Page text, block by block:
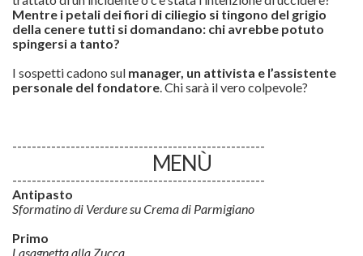
Mentre i petali dei fiori di ciliegio si tingono del grigio
della cenere tutti si domandano: chi avrebbe potuto
spingersi a tanto?
I sospetti cadono sul manager, un attivista e l’assistente
personale del fondatore. Chi sarà il vero colpevole?
----------------------------------------------------
MENÙ
----------------------------------------------------
Antipasto
Sformatino di Verdure su Crema di Parmigiano
Primo
Lasagnetta alla Zucca